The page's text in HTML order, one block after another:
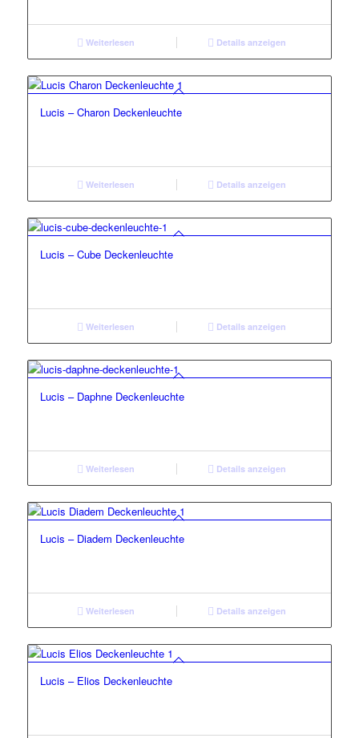
Weiterlesen Details anzeigen
Lucis – Charon Deckenleuchte
Weiterlesen Details anzeigen
Lucis – Cube Deckenleuchte
Weiterlesen Details anzeigen
Lucis – Daphne Deckenleuchte
Weiterlesen Details anzeigen
Lucis – Diadem Deckenleuchte
Weiterlesen Details anzeigen
Lucis – Elios Deckenleuchte